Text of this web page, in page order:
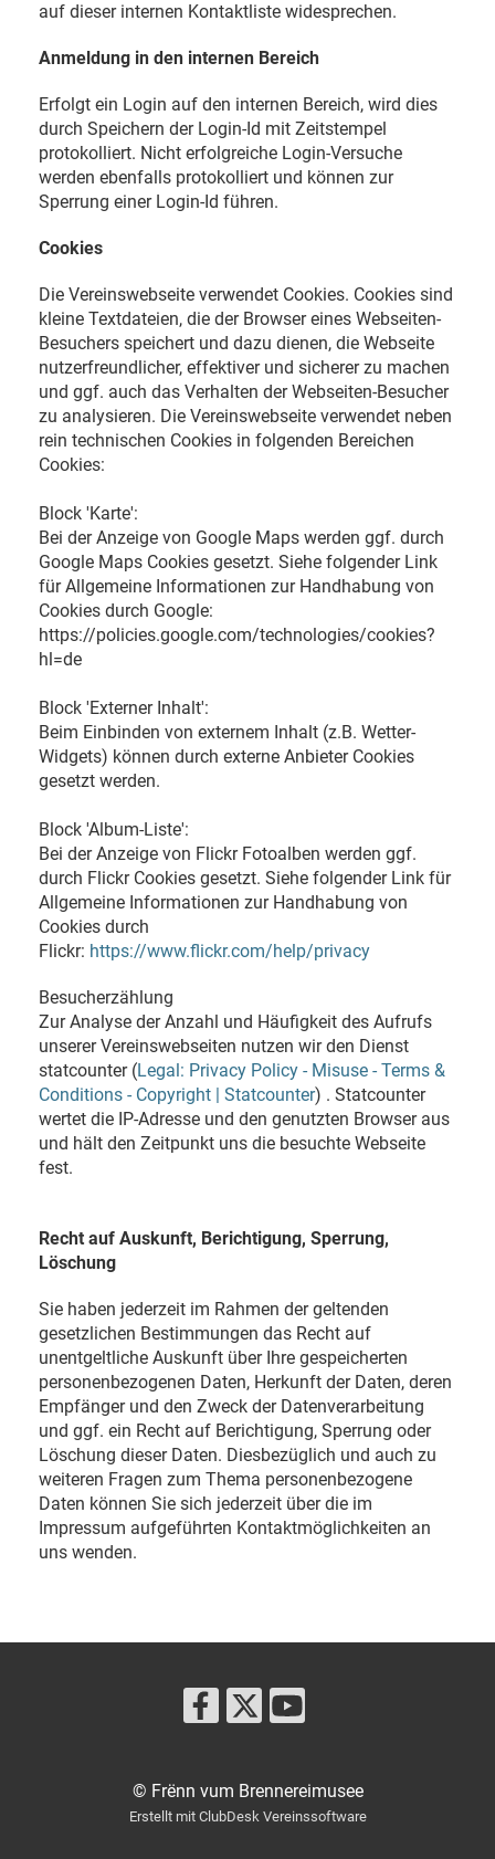
auf dieser internen Kontaktliste widesprechen.
Anmeldung in den internen Bereich
Erfolgt ein Login auf den internen Bereich, wird dies
durch Speichern der Login-Id mit Zeitstempel
protokolliert. Nicht erfolgreiche Login-Versuche
werden ebenfalls protokolliert und können zur
Sperrung einer Login-Id führen.
Cookies
Die Vereinswebseite verwendet Cookies. Cookies sind
kleine Textdateien, die der Browser eines Webseiten-
Besuchers speichert und dazu dienen, die Webseite
nutzerfreundlicher, effektiver und sicherer zu machen
und ggf. auch das Verhalten der Webseiten-Besucher
zu analysieren. Die Vereinswebseite verwendet neben
rein technischen Cookies in folgenden Bereichen
Cookies:
Block 'Karte':
Bei der Anzeige von Google Maps werden ggf. durch
Google Maps Cookies gesetzt. Siehe folgender Link
für Allgemeine Informationen zur Handhabung von
Cookies durch Google:
https://policies.google.com/technologies/cookies?
hl=de
Block 'Externer Inhalt':
Beim Einbinden von externem Inhalt (z.B. Wetter-
Widgets) können durch externe Anbieter Cookies
gesetzt werden.
Block 'Album-Liste':
Bei der Anzeige von Flickr Fotoalben werden ggf.
durch Flickr Cookies gesetzt. Siehe folgender Link für
Allgemeine Informationen zur Handhabung von
Cookies durch
Flickr: https://www.flickr.com/help/privacy
Besucherzählung
Zur Analyse der Anzahl und Häufigkeit des Aufrufs
unserer Vereinswebseiten nutzen wir den Dienst
statcounter (Legal: Privacy Policy - Misuse - Terms &
Conditions - Copyright | Statcounter) . Statcounter
wertet die IP-Adresse und den genutzten Browser aus
und hält den Zeitpunkt uns die besuchte Webseite
fest.
Recht auf Auskunft, Berichtigung, Sperrung,
Löschung
Sie haben jederzeit im Rahmen der geltenden
gesetzlichen Bestimmungen das Recht auf
unentgeltliche Auskunft über Ihre gespeicherten
personenbezogenen Daten, Herkunft der Daten, deren
Empfänger und den Zweck der Datenverarbeitung
und ggf. ein Recht auf Berichtigung, Sperrung oder
Löschung dieser Daten. Diesbezüglich und auch zu
weiteren Fragen zum Thema personenbezogene
Daten können Sie sich jederzeit über die im
Impressum aufgeführten Kontaktmöglichkeiten an
uns wenden.
© Frënn vum Brennereimusee
Erstellt mit ClubDesk Vereinssoftware